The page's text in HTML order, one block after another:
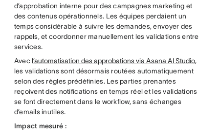
d’approbation interne pour des campagnes marketing et
des contenus opérationnels. Les équipes perdaient un
temps considérable à suivre les demandes, envoyer des
rappels, et coordonner manuellement les validations entre
services.
Avec l’automatisation des approbations via Asana AI Studio,
les validations sont désormais routées automatiquement
selon des règles prédéfinies. Les parties prenantes
reçoivent des notifications en temps réel et les validations
se font directement dans le workflow, sans échanges
d’emails inutiles.
Impact mesuré :